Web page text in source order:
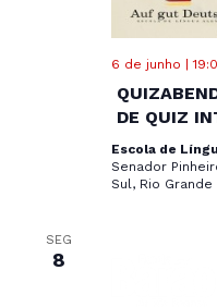
6 de junho |
DE QUIZ
Escola de
Senador
Sul, Rio
SEG
8